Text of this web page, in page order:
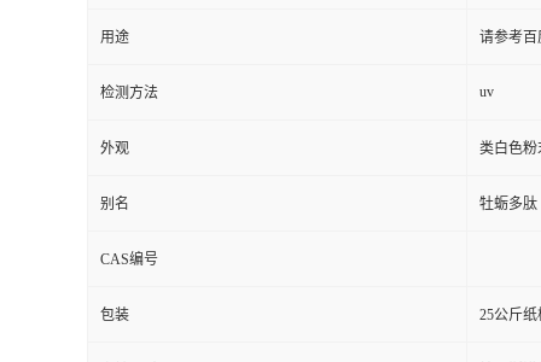
用途 请参考百
检测方法 uv
外观 类白色粉
别名 牡蛎多肽
CAS编号
包装 25公斤纸